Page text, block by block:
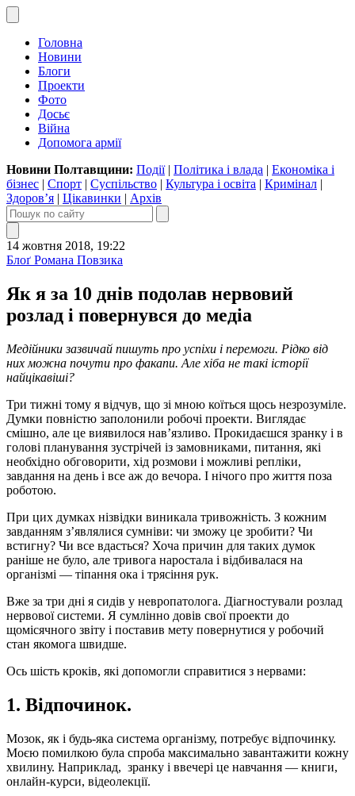
Головна
Новини
Блоги
Проекти
Фото
Досьє
Війна
Допомога армії
Новини Полтавщини: Події| Політика і влада | Економіка і
бізнес | Спорт | Суспільство | Культура і освіта | Кримінал |
Здоров’я | Цікавинки | Архів
14 жовтня 2018, 19:22
Блоґ Романа Повзика
Як я за 10 днів подолав нервовий
розлад і повернувся до медіа
Медійники зазвичай пишуть про успіхи і перемоги. Рідко від
них можна почути про факапи. Але хіба не такі історії
найцікавіші?
Три тижні тому я відчув, що зі мною коїться щось незрозуміле.
Думки повністю заполонили робочі проекти. Виглядає
смішно, але це виявилося нав’язливо. Прокидаєшся зранку і в
голові планування зустрічей із замовниками, питання, які
необхідно обговорити, хід розмови і можливі репліки,
завдання на день і все аж до вечора. І нічого про життя поза
роботою.
При цих думках нізвідки виникала тривожність. З кожним
завданням з’являлися сумніви: чи зможу це зробити? Чи
встигну? Чи все вдасться? Хоча причин для таких думок
раніше не було, але тривога наростала і відбивалася на
організмі — тіпання ока і трясіння рук.
Вже за три дні я сидів у невропатолога. Діагностували розлад
нервової системи. Я сумлінно довів свої проекти до
щомісячного звіту і поставив мету повернутися у робочий
стан якомога швидше.
Ось шість кроків, які допомогли справитися з нервами:
1. Відпочинок.
Мозок, як і будь-яка система організму, потребує відпочинку.
Моєю помилкою була спроба максимально завантажити кожну
хвилину. Наприклад, зранку і ввечері це навчання — книги,
онлайн-курси, відеолекції.